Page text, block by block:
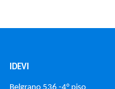
IDEVI